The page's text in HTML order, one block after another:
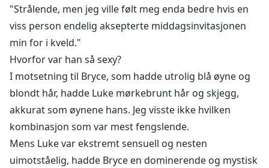
"Strålende, men jeg ville følt meg enda bedre hvis en
viss person endelig aksepterte middagsinvitasjonen
min for i kveld."
Hvorfor var han så sexy?
I motsetning til Bryce, som hadde utrolig blå øyne og
blondt hår, hadde Luke mørkebrunt hår og skjegg,
akkurat som øynene hans. Jeg visste ikke hvilken
kombinasjon som var mest fengslende.
Mens Luke var ekstremt sensuell og nesten
uimotståelig, hadde Bryce en dominerende og mystisk